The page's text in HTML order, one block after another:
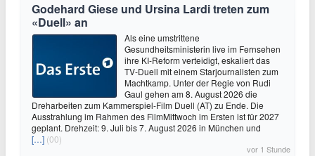
Godehard Giese und Ursina Lardi treten zum
«Duell» an
Als eine umstrittene
Gesundheitsministerin live im Fernsehen
ihre KI-Reform verteidigt, eskaliert das
TV-Duell mit einem Starjournalisten zum
Machtkamp. Unter der Regie von Rudi
Gaul gehen am 8. August 2026 die
Dreharbeiten zum Kammerspiel-Film Duell (AT) zu Ende. Die
Ausstrahlung im Rahmen des FilmMittwoch im Ersten ist für 2027
geplant. Drehzeit: 9. Juli bis 7. August 2026 in München und
[…] (00)
vor 1 Stunde